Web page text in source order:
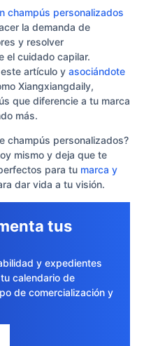
champús personalizados
la demanda de
y resolver
el cuidado capilar.
artículo y asociándote
Xiangxiangdaily,
que diferencie a tu marca
más.
champús personalizados?
mismo y deja que te
para tu marca y
dar vida a tu visión.
tus
y expedientes
calendario de
de comercialización y